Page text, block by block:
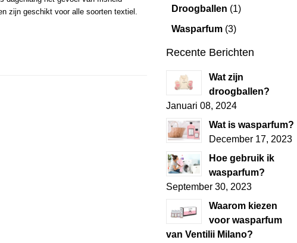
zijn geschikt voor alle soorten textiel.
Droogballen (1)
Wasparfum (3)
Recente Berichten
Wat zijn
droogballen?
Januari 08, 2024
Wat is wasparfum?
December 17, 2023
Hoe gebruik ik
wasparfum?
September 30, 2023
Waarom kiezen
voor wasparfum
van Ventilii Milano?